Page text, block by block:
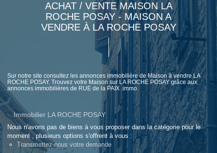
ACHAT / VENTE MAISON LA
ROCHE POSAY - MAISON A
VENDRE À LA ROCHE POSAY
Sur notre site consultez les annonces immobilière de Maison à vendre LA
ROCHE POSAY. Trouvez votre Maison sur LA ROCHE POSAY grâce aux
annonces immobilières de RUE de la PAIX .immo.
Immobilier LA ROCHE POSAY
Nous n'avons pas de biens à vous proposer dans la catégorie pour le
moment , plusieurs options s'offrent à vous :
Transmettez-nous votre demande